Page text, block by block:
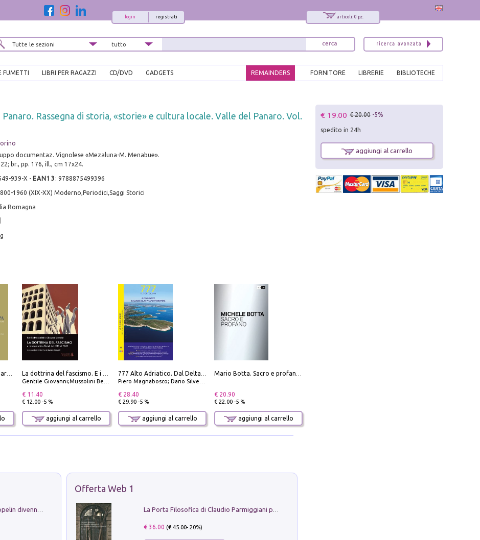
articoli: 0 pz.
registrati
login
FUMETTI LIBRI PER RAGAZZI CD/DVD GADGETS BIBLIOTECHE
LIBRERIE
FORNITORE
REMAINDERS
Panaro. Rassegna di storia, «storie» e cultura locale. Valle del Panaro. Vol.
documentaz. Vignolese «Mezaluna-M. Menabue».
br., pp. 176, ill., cm 17x24.
939-X - EAN13 : 9788875499396
1960 (XIX-XX) Moderno,Periodici,Saggi Storici
Romagna
Carlo Scarpa. Poetica dell'arredo. Tavoli e sedie-Poetics of furniture. Tables and chairs. Ediz. bilingue
La dottrina del fascismo. E i documenti ufficiali dal 1919 al 1945
Gentile Giovanni;Mussolini Benito
€ 11.40
€ 12.00 -5 %
aggiungi al carrello
777 Alto Adriatico. Dal Delta del Po a Capo Promontore. Con QR Code
Piero Magnabosco; Dario Silvestro; Marco Sbrizzi
€ 28.40
€ 29.90 -5 %
aggiungi al carrello
Mario Botta. Sacro e profano-Sacred and profane
€ 20.90
€ 22.00 -5 %
aggiungi al carrello
Offerta Web 1
€ 36.00 (€45.00- 20%)
€ 19.00 € 20.00 -5%
spedito in 24h
aggiungi al carrello
x
Interessato ai nostri libri?
Sarai informato delle nostre novità, potrai
comunque cancellarti quando desideri.
modulo di iscrizione